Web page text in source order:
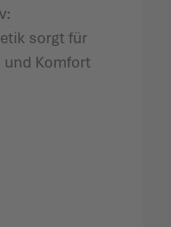
sorgt für
Komfort